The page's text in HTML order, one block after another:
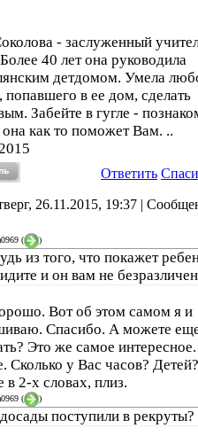
- заслуженный
40 лет она руководила
детдомом. Умела
попавшего в ее дом, сделать
Забейте в гугле -
как то поможет Вам. ..
Ответить
26.11.2015, 19:37 |
( )
из того, что покажет
и он вам не
Вот об этом самом я и
Спасибо. А можете
Это же самое интересное.
Сколько у Вас часов?
в 2-х словах, плиз.
( )
поступили в рекруты?